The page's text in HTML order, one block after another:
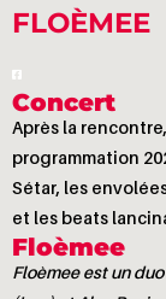
FLOÈMEE
Concert
Après la
programmation
Sétar, les
et les beats
Floèmee
Floèmee est un duo